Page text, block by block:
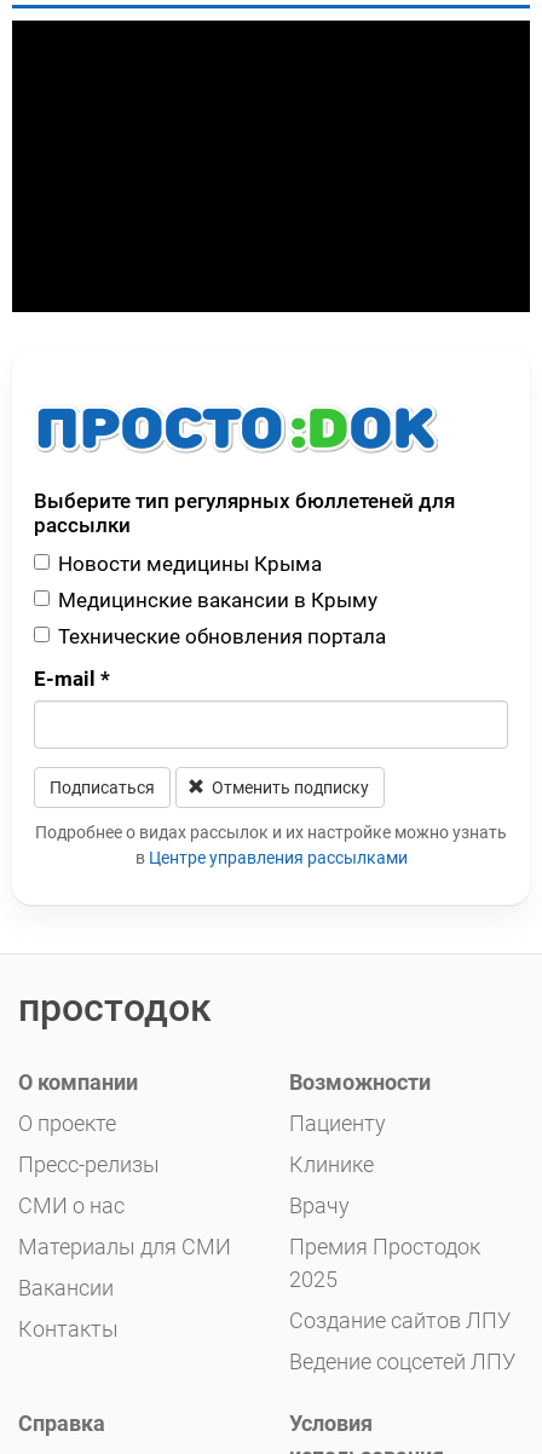
Выберите тип регулярных бюллетеней для
рассылки
Новости медицины Крыма
Медицинские вакансии в Крыму
Технические обновления портала
E-mail *
Подписаться Отменить подписку
Leave this field blank
Подробнее о видах рассылок и их настройке можно узнать
в Центре управления рассылками
простодок
О компании
О проекте
Пресс-релизы
СМИ о нас
Материалы для СМИ
Вакансии
Контакты
Возможности
Пациенту
Клинике
Врачу
Премия Простодок
2025
Создание сайтов ЛПУ
Ведение соцсетей ЛПУ
Справка
Условия